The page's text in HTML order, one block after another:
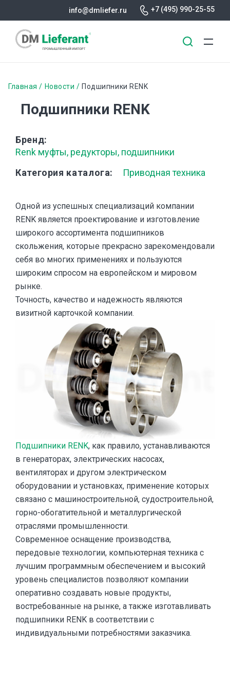
содержанию
info@dmliefer.ru +7 (495) 990-25-55
Строка
навигации
Главная Новости Подшипники RENK
Подшипники RENK
Бренд
Renk муфты, редукторы, подшипники
Категория каталога
Приводная техника
Одной из успешных специализаций компании
RENK является проектирование и изготовление
широкого ассортимента подшипников
скольжения, которые прекрасно зарекомендовали
себя во многих применениях и пользуются
широким спросом на европейском и мировом
рынке.
Точность, качество и надежность являются
визитной карточкой компании.
Подшипники RENK, как правило, устанавливаются
в генераторах, электрических насосах,
вентиляторах и другом электрическом
оборудовании и установках, применение которых
связано с машиностроительной, судостроительной,
горно-обогатительной и металлургической
отраслями промышленности.
Современное оснащение производства,
передовые технологии, компьютерная техника с
лучшим программным обеспечением и высокий
уровень специалистов позволяют компании
оперативно создавать новые продукты,
востребованные на рынке, а также изготавливать
подшипники RENK в соответствии с
индивидуальными потребностями заказчика.